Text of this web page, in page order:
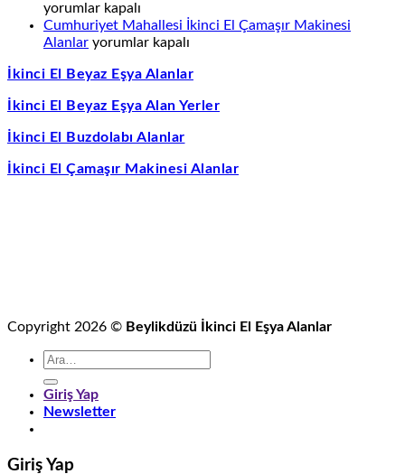
Makinesi
yorumlar kapalı
Cumhuriyet Mahallesi İkinci El Çamaşır Makinesi
Alanlar Cumhuriyet
İkinci
Çamaşır
Alanlar
yorumlar kapalı
İkinci El Beyaz Eşya Alanlar
İkinci El Beyaz Eşya Alan Yerler
İkinci El Buzdolabı Alanlar
İkinci El Çamaşır Makinesi Alanlar
Copyright 2026 © Beylikdüzü İkinci El Eşya Alanlar
Ara:
Giriş Yap
Newsletter
Giriş Yap